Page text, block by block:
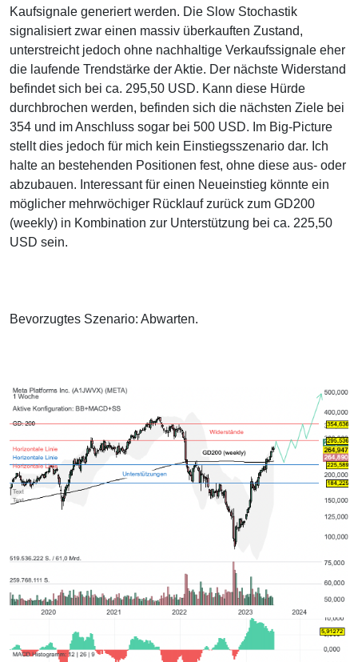
Kaufsignale generiert werden. Die Slow Stochastik
signalisiert zwar einen massiv überkauften Zustand,
unterstreicht jedoch ohne nachhaltige Verkaufssignale eher
die laufende Trendstärke der Aktie. Der nächste Widerstand
befindet sich bei ca. 295,50 USD. Kann diese Hürde
durchbrochen werden, befinden sich die nächsten Ziele bei
354 und im Anschluss sogar bei 500 USD. Im Big-Picture
stellt dies jedoch für mich kein Einstiegsszenario dar. Ich
halte an bestehenden Positionen fest, ohne diese aus- oder
abzubauen. Interessant für einen Neueinstieg könnte ein
möglicher mehrwöchiger Rücklauf zurück zum GD200
(weekly) in Kombination zur Unterstützung bei ca. 225,50
USD sein.
Bevorzugtes Szenario: Abwarten.